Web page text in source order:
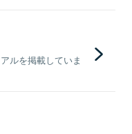
ルを掲載していま